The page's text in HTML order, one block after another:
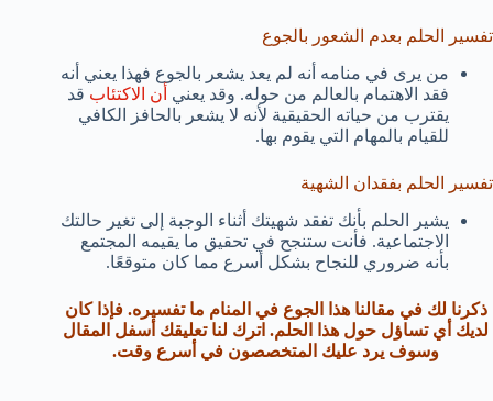
تفسير الحلم بعدم الشعور بالجوع
من يرى في منامه أنه لم يعد يشعر بالجوع فهذا يعني أنه
فقد الاهتمام بالعالم من حوله. وقد يعني أن الاكتئاب قد
يقترب من حياته الحقيقية لأنه لا يشعر بالحافز الكافي
للقيام بالمهام التي يقوم بها.
تفسير الحلم بفقدان الشهية
يشير الحلم بأنك تفقد شهيتك أثناء الوجبة إلى تغير حالتك
الاجتماعية. فأنت ستنجح في تحقيق ما يقيمه المجتمع
بأنه ضروري للنجاح بشكل أسرع مما كان متوقعًا.
ذكرنا لك في مقالنا هذا الجوع في المنام ما تفسيره. فإذا كان
لديك أي تساؤل حول هذا الحلم. اترك لنا تعليقك أسفل المقال
وسوف يرد عليك المتخصصون في أسرع وقت.